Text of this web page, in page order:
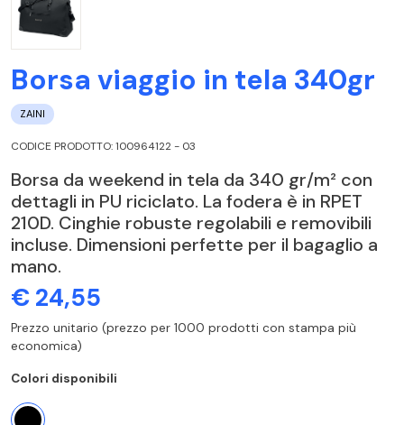
Borsa viaggio in tela 340gr
ZAINI
CODICE PRODOTTO: 100964122 - 03
Borsa da weekend in tela da 340 gr/m² con
dettagli in PU riciclato. La fodera è in RPET
210D. Cinghie robuste regolabili e removibili
incluse. Dimensioni perfette per il bagaglio a
mano.
€ 24,55
Prezzo unitario (prezzo per 1000 prodotti con stampa più
economica)
Colori disponibili